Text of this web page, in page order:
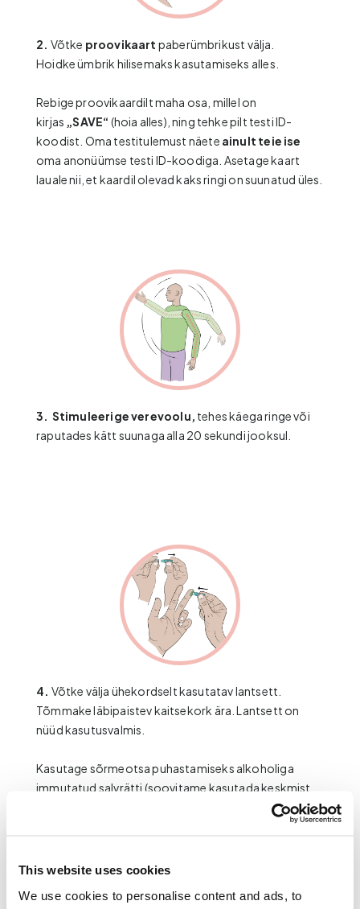
This website uses cookies
We use cookies to personalise content and ads, to
2. Võtke proovikaart paberümbrikust välja.
Hoidke ümbrik hilisemaks kasutamiseks alles.
Rebige proovikaardilt maha osa, millel on
kirjas „SAVE“ (hoia alles), ning tehke pilt testi ID-
koodist. Oma testitulemust näete ainult teie ise
oma anonüümse testi ID-koodiga. Asetage kaart
lauale nii, et kaardil olevad kaks ringi on suunatud üles.
3. Stimuleerige verevoolu, tehes käega ringe või
raputades kätt suunaga alla 20 sekundi jooksul.
4. Võtke välja ühekordselt kasutatav lantsett.
Tõmmake läbipaistev kaitsekork ära. Lantsett on
nüüd kasutusvalmis.
Kasutage sõrmeotsa puhastamiseks alkoholiga
immutatud salvrätti (soovitame kasutada keskmist
pandud kogumispaberi kohal ja asetage lantsett
vastu sõrme, kuni kuulete klõpsu. Lantsett teeb